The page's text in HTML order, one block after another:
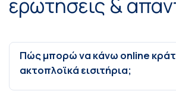
ερωτήσεις &
Πώς μπορώ να κάνω online
ακτοπλοϊκά εισιτήρια;